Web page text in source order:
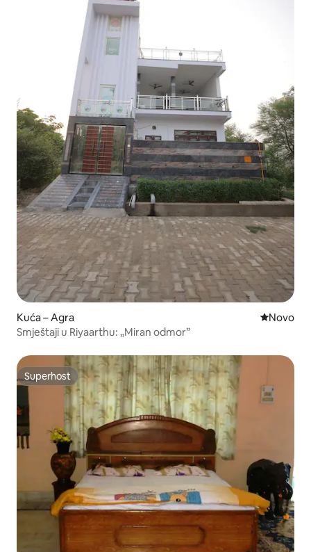
Kuća – Agra Novi
Novo
Smještaji u Riyaarthu: „Miran odmor”
Superhost
Superhost